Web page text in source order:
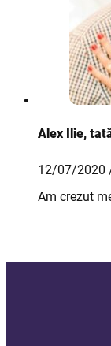
Alex Ilie,
12/07/2020
Am crezut